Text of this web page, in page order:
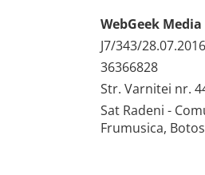
WebGeek Media
J7/343/28.07.2016
36366828
Str. Varnitei nr.
Sat Radeni -
Frumusica,